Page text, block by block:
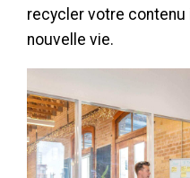
recycler votre contenu
nouvelle vie.